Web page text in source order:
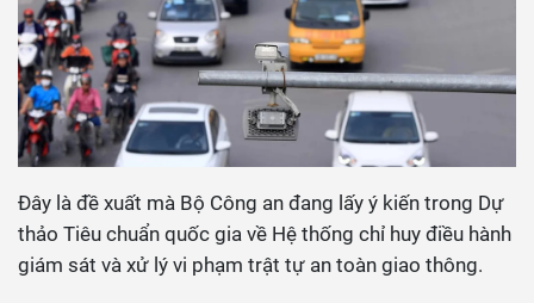
Đây là đề xuất mà Bộ Công an đang lấy ý kiến trong Dự
thảo Tiêu chuẩn quốc gia về Hệ thống chỉ huy điều hành
giám sát và xử lý vi phạm trật tự an toàn giao thông.